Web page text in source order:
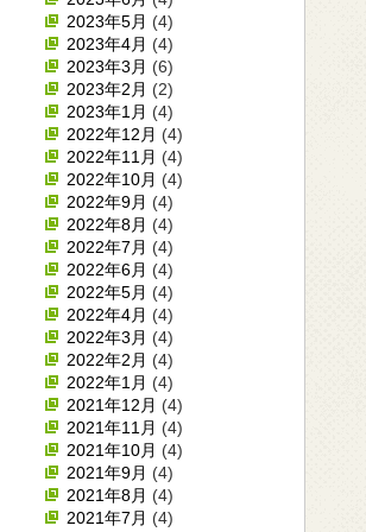
2023年5月 (4)
2023年4月 (4)
2023年3月 (6)
2023年2月 (2)
2023年1月 (4)
2022年12月 (4)
2022年11月 (4)
2022年10月 (4)
2022年9月 (4)
2022年8月 (4)
2022年7月 (4)
2022年6月 (4)
2022年5月 (4)
2022年4月 (4)
2022年3月 (4)
2022年2月 (4)
2022年1月 (4)
2021年12月 (4)
2021年11月 (4)
2021年10月 (4)
2021年9月 (4)
2021年8月 (4)
2021年7月 (4)